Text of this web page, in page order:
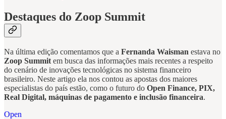
Destaques do Zoop Summit
Na última edição comentamos que a Fernanda Waisman estava no
Zoop Summit em busca das informações mais recentes a respeito
do cenário de inovações tecnológicas no sistema financeiro
brasileiro. Neste artigo ela nos contou as apostas dos maiores
especialistas do país estão, como o futuro do Open Finance, PIX,
Real Digital, máquinas de pagamento e inclusão financeira.
Open